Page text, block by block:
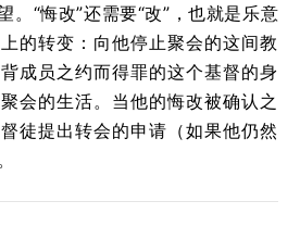
。“悔改”还需要“改”，也就是乐意
的转变：向他停止聚会的这间教
成员之约而得罪的这个基督的身
会的生活。当他的悔改被确认之
徒提出转会的申请（如果他仍然